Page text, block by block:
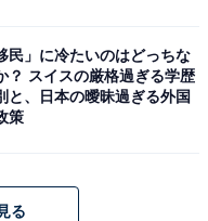
め、一躍脚光を浴び
師を決める「キング
刺さる掛け合いで見
ウィッチマン&芦田
見っけ隊!!』（ともに
民」に冷たいのはどっちな
？ スイスの厳格過ぎる学歴
と、日本の曖昧過ぎる外国
策
る